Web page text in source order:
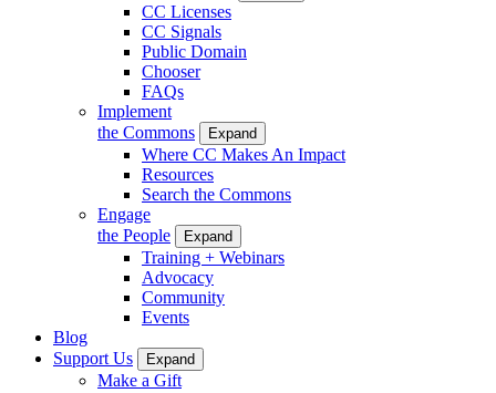
CC Licenses
CC Signals
Public Domain
Chooser
FAQs
Implement
the Commons
Expand
Where CC Makes An Impact
Resources
Search the Commons
Engage
the People
Expand
Training + Webinars
Advocacy
Community
Events
Blog
Support Us
Expand
Make a Gift